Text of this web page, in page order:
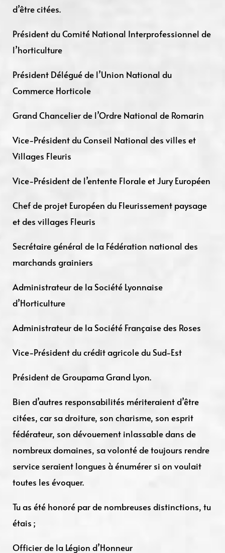
d’être citées.
Président du Comité National Interprofessionnel de
l’horticulture
Président Délégué de l’Union National du
Commerce Horticole
Grand Chancelier de l’Ordre National de Romarin
Vice-Président du Conseil National des villes et
Villages Fleuris
Vice-Président de l’entente Florale et Jury Européen
Chef de projet Européen du Fleurissement paysage
et des villages Fleuris
Secrétaire général de la Fédération national des
marchands grainiers
Administrateur de la Société Lyonnaise
d’Horticulture
Administrateur de la Société Française des Roses
Vice-Président du crédit agricole du Sud-Est
Président de Groupama Grand Lyon.
Bien d’autres responsabilités mériteraient d’être
citées, car sa droiture, son charisme, son esprit
fédérateur, son dévouement inlassable dans de
nombreux domaines, sa volonté de toujours rendre
service seraient longues à énumérer si on voulait
toutes les évoquer.
Tu as été honoré par de nombreuses distinctions, tu
étais ;
Officier de la Légion d’Honneur